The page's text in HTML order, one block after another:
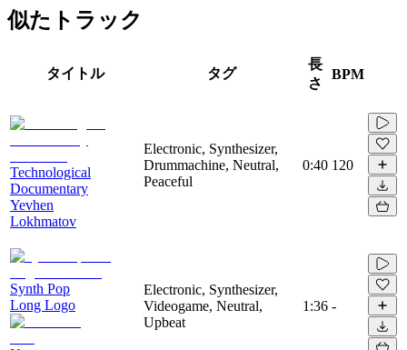
似たトラック
タイトル タグ
長
さ
BPM
Technological
Documentary
Yevhen
Lokhmatov
Electronic, Synthesizer,
Drummachine, Neutral,
Peaceful
0:40 120
Synth Pop
Long Logo
Electronic, Synthesizer,
Videogame, Neutral,
Upbeat
1:36 -